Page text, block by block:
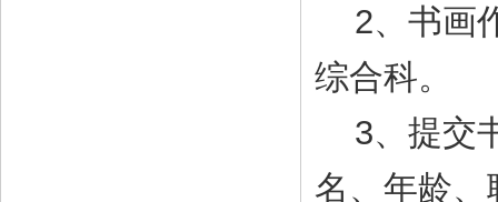
2、书画
综合科。
3、提交
名、年龄